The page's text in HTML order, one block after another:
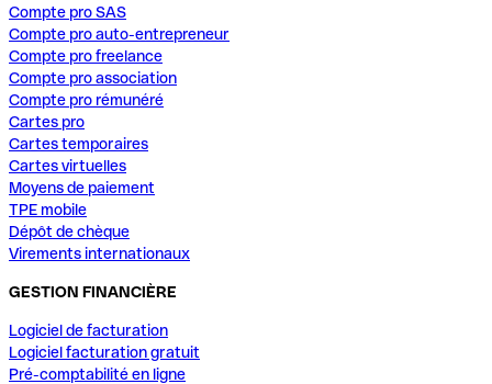
Compte pro SAS
Compte pro auto-entrepreneur
Compte pro freelance
Compte pro association
Compte pro rémunéré
Cartes pro
Cartes temporaires
Cartes virtuelles
Moyens de paiement
TPE mobile
Dépôt de chèque
Virements internationaux
GESTION FINANCIÈRE
Logiciel de facturation
Logiciel facturation gratuit
Pré-comptabilité en ligne